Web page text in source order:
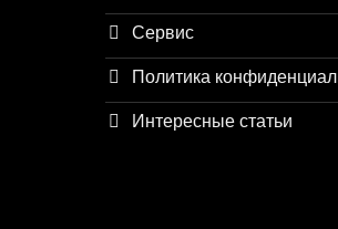
Сервис
Политика
Интересные статьи